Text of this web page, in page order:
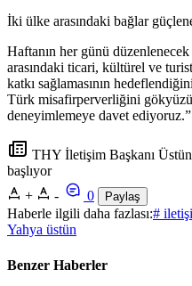
İki ülke arasındaki bağlar
Haftanın her günü
arasındaki ticari, kültürel ve
katkı sağlamasının
Türk misafirperverliğini
deneyimlemeye davet
THY İletişim Başkanı
başlıyor
+
- 0 Paylaş
Haberle ilgili daha fazlası:#
Yahya üstün
Benzer Haberler